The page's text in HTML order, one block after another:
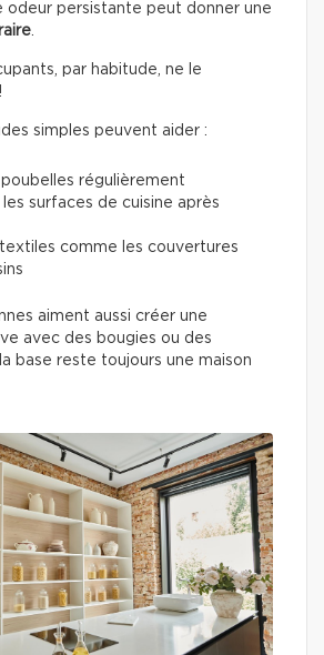
odeur persistante peut donner une
.
par habitude, ne le
simples peuvent aider :
régulièrement
surfaces de cuisine après
textiles comme les couvertures
aiment aussi créer une
avec des bougies ou des
base reste toujours une maison